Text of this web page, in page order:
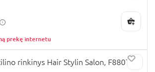
prekę internetu
rinkinys Hair Stylin Salon, F8807